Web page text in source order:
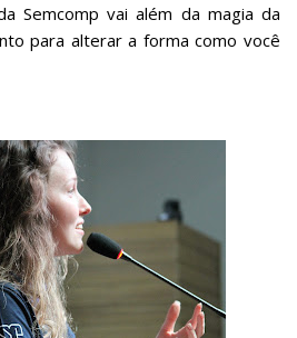
Semcomp vai além da magia da
para alterar a forma como você